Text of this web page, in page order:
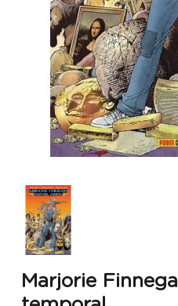
Marjorie